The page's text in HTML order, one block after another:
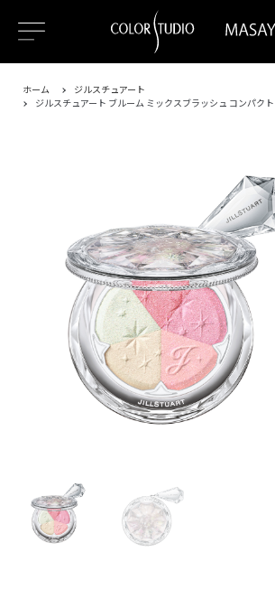
ホーム
ジルスチュアート
ジルスチュアート ブルーム ミックスブラッシュ コンパク